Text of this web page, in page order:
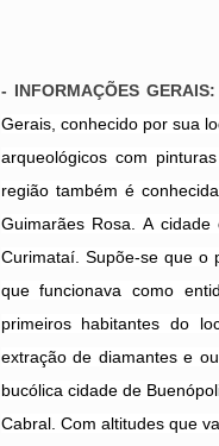
- INFORMAÇÕES GERAIS:
Gerais, conhecido por sua
arqueológicos com
região também é
Guimarães Rosa. A
Curimataí. Supõe-se que o
que funcionava como
primeiros habitantes do
extração de diamantes e
bucólica cidade de
Cabral. Com altitudes que